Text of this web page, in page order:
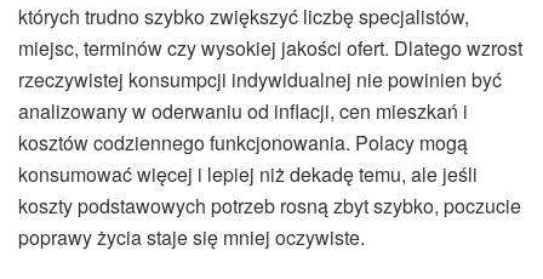
których trudno szybko zwiększyć liczbę specjalistów,
miejsc, terminów czy wysokiej jakości ofert. Dlatego wzrost
rzeczywistej konsumpcji indywidualnej nie powinien być
analizowany w oderwaniu od inflacji, cen mieszkań i
kosztów codziennego funkcjonowania. Polacy mogą
konsumować więcej i lepiej niż dekadę temu, ale jeśli
koszty podstawowych potrzeb rosną zbyt szybko, poczucie
poprawy życia staje się mniej oczywiste.